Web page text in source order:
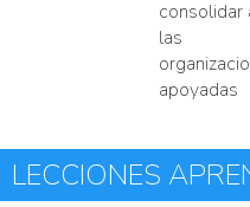
consolidar
las
apoyadas
LECCIONES